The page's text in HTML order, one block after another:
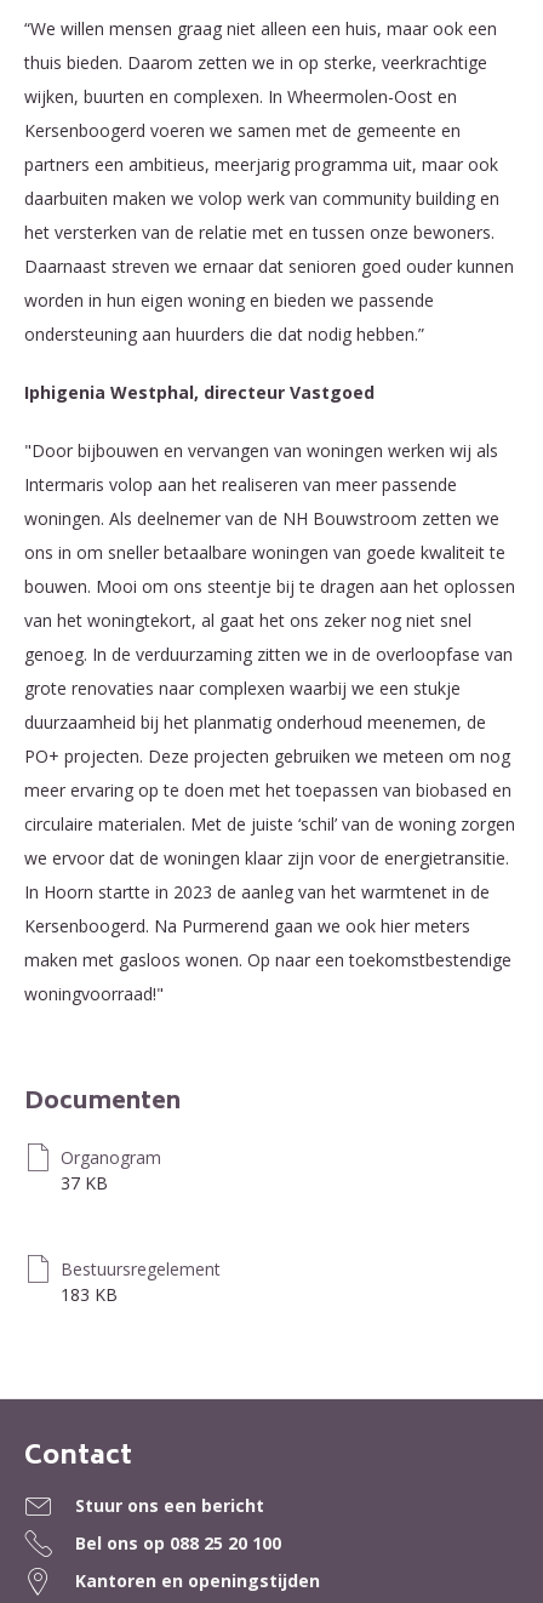
“We willen mensen graag niet alleen een huis, maar ook een
thuis bieden. Daarom zetten we in op sterke, veerkrachtige
wijken, buurten en complexen. In Wheermolen-Oost en
Kersenboogerd voeren we samen met de gemeente en
partners een ambitieus, meerjarig programma uit, maar ook
daarbuiten maken we volop werk van community building en
het versterken van de relatie met en tussen onze bewoners.
Daarnaast streven we ernaar dat senioren goed ouder kunnen
worden in hun eigen woning en bieden we passende
ondersteuning aan huurders die dat nodig hebben.”
Iphigenia Westphal, directeur Vastgoed
"Door bijbouwen en vervangen van woningen werken wij als
Intermaris volop aan het realiseren van meer passende
woningen. Als deelnemer van de NH Bouwstroom zetten we
ons in om sneller betaalbare woningen van goede kwaliteit te
bouwen. Mooi om ons steentje bij te dragen aan het oplossen
van het woningtekort, al gaat het ons zeker nog niet snel
genoeg. In de verduurzaming zitten we in de overloopfase van
grote renovaties naar complexen waarbij we een stukje
duurzaamheid bij het planmatig onderhoud meenemen, de
PO+ projecten. Deze projecten gebruiken we meteen om nog
meer ervaring op te doen met het toepassen van biobased en
circulaire materialen. Met de juiste ‘schil’ van de woning zorgen
we ervoor dat de woningen klaar zijn voor de energietransitie.
In Hoorn startte in 2023 de aanleg van het warmtenet in de
Kersenboogerd. Na Purmerend gaan we ook hier meters
maken met gasloos wonen. Op naar een toekomstbestendige
woningvoorraad!"
Documenten
Organogram
37 KB
Bestuursregelement
183 KB
Contactinformatie
Contact
Stuur ons een bericht
Bel ons op 088 25 20 100
Kantoren en openingstijden